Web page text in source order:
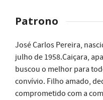
Patrono
José Carlos Pereira,
julho de 1958.Caiçara,
buscou o melhor para
convívio. Filho amado,
comprometido com a